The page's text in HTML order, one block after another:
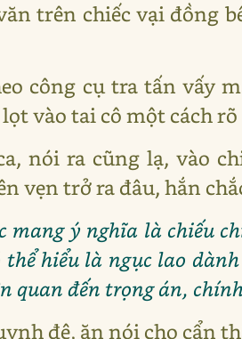
trên chiếc vại đồng
công cụ tra tấn vấy
vào tai cô một cách
nói ra cũng lạ, vào
vẹn trở ra đâu, hắn
mang ý nghĩa là chiếu
thể hiểu là ngục lao
quan đến trọng án,
đệ, ăn nói cho cẩn